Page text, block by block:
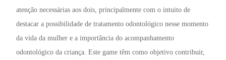
atenção necessárias aos dois, principalmente com o intuito de
destacar a possibilidade de tratamento odontológico nesse momento
da vida da mulher e a importância do acompanhamento
odontológico da criança. Este game têm como objetivo contribuir,